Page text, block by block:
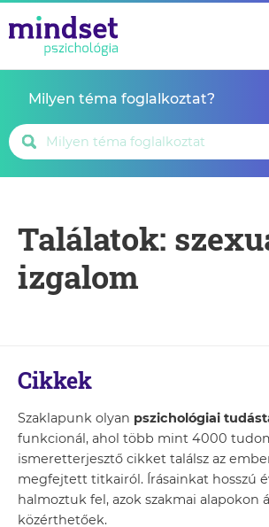
Milyen téma foglalkoztat?
Találatok:
izgalom
Cikkek
Szaklapunk olyan pszichológiai
funkcionál, ahol több mint 4000
ismeretterjesztő cikket találsz az
megfejtett titkairól. Írásainkat hosszú
halmoztuk fel, azok szakmai alapokon
közérthetőek.